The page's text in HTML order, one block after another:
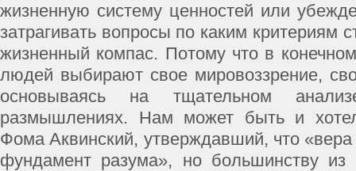
жизненную систему ценностей или
затрагивать вопросы по каким критериям
жизненный компас. Потому что в
людей выбирают свое мировоззрение,
основываясь на тщательном
размышлениях. Нам может быть и
Фома Аквинский, утверждавший, что
фундамент разума», но большинству из